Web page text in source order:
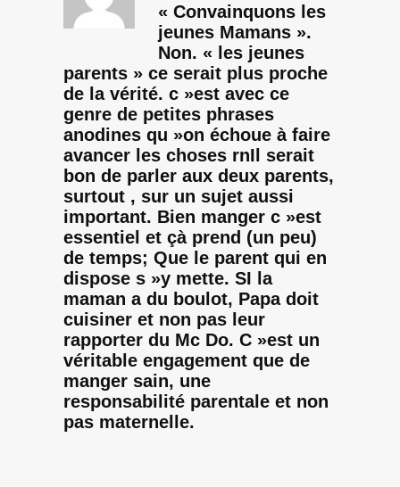
« Convainquons les
jeunes Mamans ».
Non. « les jeunes
parents » ce serait plus proche
de la vérité. c »est avec ce
genre de petites phrases
anodines qu »on échoue à faire
avancer les choses rnIl serait
bon de parler aux deux parents,
surtout , sur un sujet aussi
important. Bien manger c »est
essentiel et çà prend (un peu)
de temps; Que le parent qui en
dispose s »y mette. SI la
maman a du boulot, Papa doit
cuisiner et non pas leur
rapporter du Mc Do. C »est un
véritable engagement que de
manger sain, une
responsabilité parentale et non
pas maternelle.